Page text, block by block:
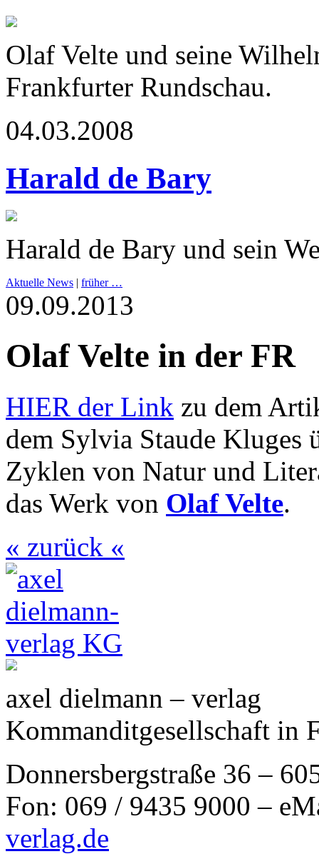
Olaf Velte und seine
Frankfurter Rundschau.
04.03.2008
Harald de Bary
Harald de Bary und sein
Aktuelle News | früher …
09.09.2013
Olaf Velte in der FR
HIER der Link zu dem
dem Sylvia Staude Kluges
Zyklen von Natur und
das Werk von Olaf Velte.
« zurück «
axel dielmann – verlag
Kommanditgesellschaft in
Donnersbergstraße 36 –
Fon: 069 / 9435 9000 –
verlag.de